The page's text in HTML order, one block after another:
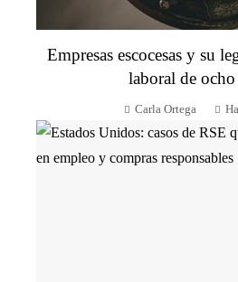
Empresas escocesas y su
laboral de ocho
Carla Ortega